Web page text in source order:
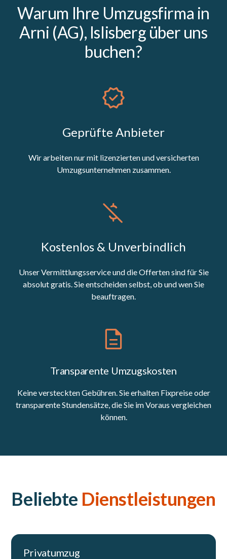
Warum Ihre Umzugsfirma in
Arni (AG), Islisberg über uns
buchen?
Geprüfte Anbieter
Wir arbeiten nur mit lizenzierten und versicherten
Umzugsunternehmen zusammen.
Kostenlos & Unverbindlich
Unser Vermittlungsservice und die Offerten sind für Sie
absolut gratis. Sie entscheiden selbst, ob und wen Sie
beauftragen.
Transparente Umzugskosten
Keine versteckten Gebühren. Sie erhalten Fixpreise oder
transparente Stundensätze, die Sie im Voraus vergleichen
können.
Beliebte Dienstleistungen
Privatumzug